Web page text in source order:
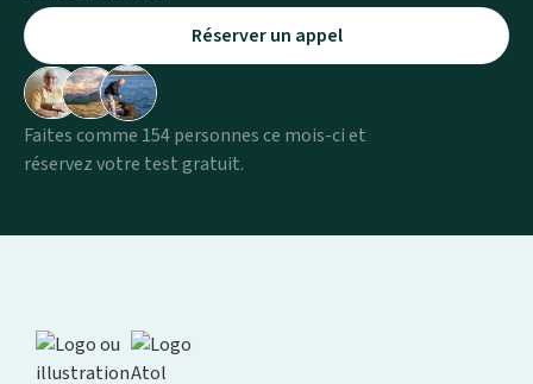
Réserver un appel
Faites comme 154 personnes ce mois-ci et
réservez votre test gratuit.